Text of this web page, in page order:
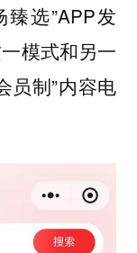
选”APP发
模式和另一
员制”内容电